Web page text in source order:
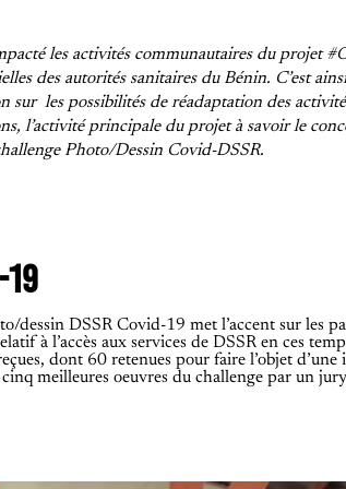
les activités communautaires du projet
des autorités sanitaires du Bénin. C’est
sur les possibilités de réadaptation des
l’activité principale du projet à savoir le
Photo/Dessin Covid-DSSR.
19
DSSR Covid-19 met l’accent sur les
à l’accès aux services de DSSR en ces
dont 60 retenues pour faire l’objet d’une
meilleures oeuvres du challenge par un